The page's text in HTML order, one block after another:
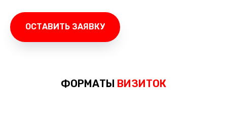
ОСТАВИТЬ ЗАЯВКУ
ФОРМАТЫ ВИЗИТОК